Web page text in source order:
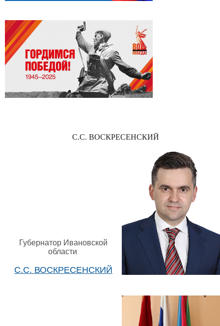
С.С. ВОСКРЕСЕНСКИЙ
Губернатор Ивановской
области
С.С. ВОСКРЕСЕНСКИЙ